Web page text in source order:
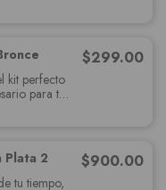
$299.00
kit perfecto
para tu
Plata 2 $900.00
tu tiempo,